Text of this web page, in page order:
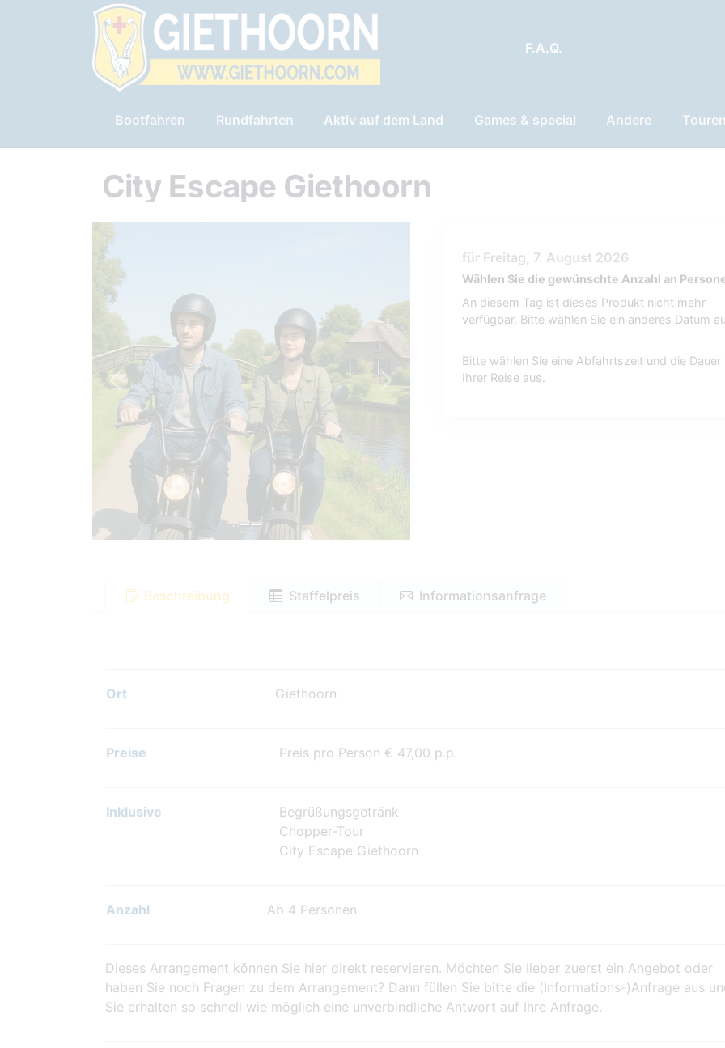
F.A.Q.
Bootfahren Rundfahrten Aktiv auf dem Land Games & special Andere
City Escape Giethoorn
Previous Next
für Freitag, 7. August 2026
Wählen Sie die gewünschte Anzahl an
An diesem Tag ist dieses Produkt nicht mehr
verfügbar. Bitte wählen Sie ein anderes Datum
Bitte wählen Sie eine Abfahrtszeit und die Dauer
Ihrer Reise aus.
Beschreibung Staffelpreis Informationsanfrage
Ort Giethoorn
Preise Preis pro Person € 47,00 p.p.
Inklusive
Begrüßungsgetränk
Chopper-Tour
City Escape Giethoorn
Anzahl Ab 4 Personen
Dieses Arrangement können Sie hier direkt reservieren. Möchten Sie lieber zuerst ein Angebot oder
haben Sie noch Fragen zu dem Arrangement? Dann füllen Sie bitte die (Informations-)Anfrage aus
Sie erhalten so schnell wie möglich eine unverbindliche Antwort auf Ihre Anfrage.